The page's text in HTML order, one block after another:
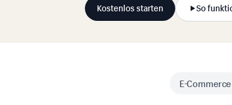
Kostenlos starten So
E-Commerce